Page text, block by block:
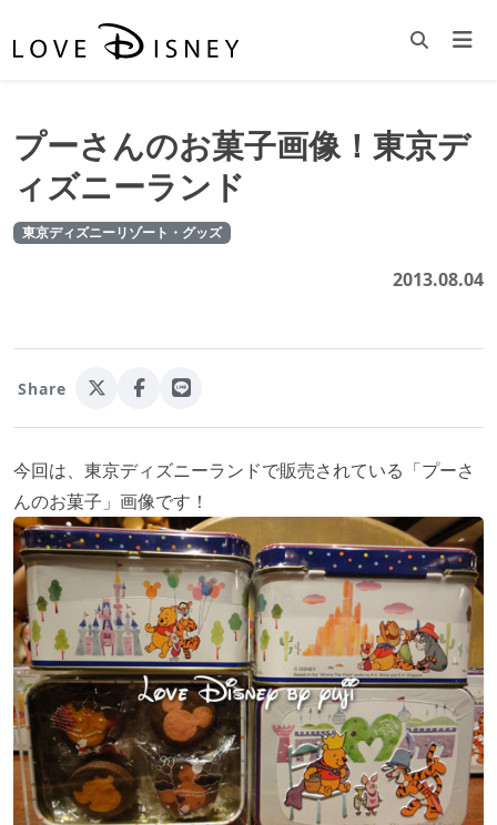
プーさんのお菓子画像！東京デ
ィズニーランド
東京ディズニーリゾート・グッズ
2013.08.04
Share
今回は、東京ディズニーランドで販売されている「プーさ
んのお菓子」画像です！